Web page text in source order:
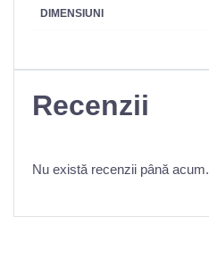
DIMENSIUNI
Recenzii
Nu există recenzii până acum.